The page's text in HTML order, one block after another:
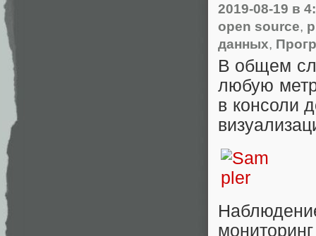
2019-08-19 в
open source,
данных,
В общем
любую
в консоли